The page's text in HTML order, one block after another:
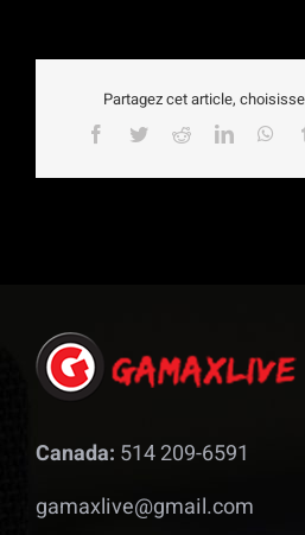
Partagez cet article,
Facebook
TwitterRedditLinkedIn
Canada: 514 209-6591
gamaxlive@gmail.com